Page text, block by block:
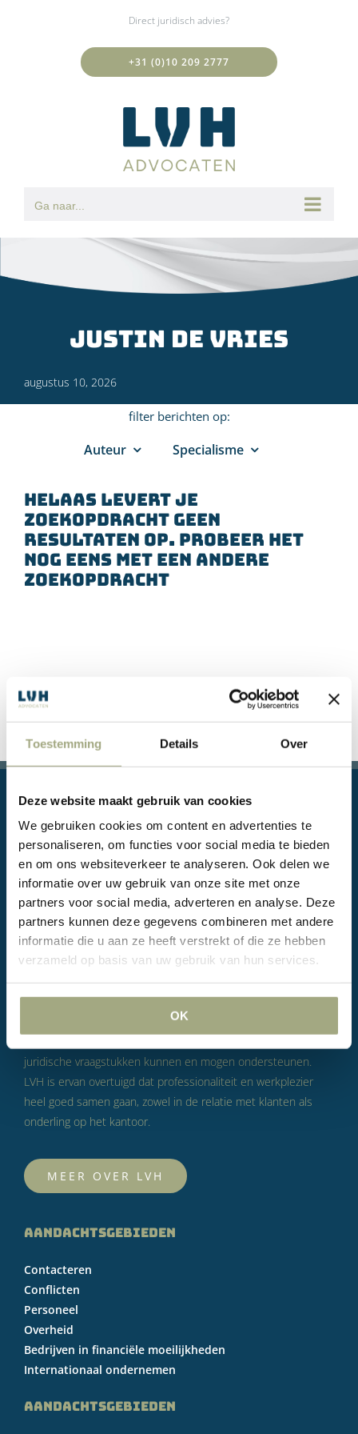
Toestemming Details Over
Deze website maakt gebruik van cookies
We gebruiken cookies om content en advertenties te
personaliseren, om functies voor social media te bieden
en om ons websiteverkeer te analyseren. Ook delen we
informatie over uw gebruik van onze site met onze
partners voor social media, adverteren en analyse. Deze
partners kunnen deze gegevens combineren met andere
informatie die u aan ze heeft verstrekt of die ze hebben
verzameld op basis van uw gebruik van hun services.
OK
Direct juridisch advies?
+31 (0)10 209 2777
Ga naar...
Justin de Vries
augustus 10, 2026
filter berichten op:
Auteur Specialisme
Helaas levert je
zoekopdracht geen
resultaten op. Probeer het
nog eens met een andere
zoekopdracht
Juridische vragen, of zelfs conflicten, zijn onderdeel van het
zaken doen. Volgens LVH is dat niet iets om voor te vrezen
maar wel om serieus te nemen. Doel van LVH is om u daarbij
op zo’n manier te helpen dat u zich met een gerust hart kunt
blijven concentreren op uw bedrijfsvoering. LVH is een
Rotterdams advocatenkantoor met kundige, betrokken en
doortastende advocaten die door hun manier van werken
langdurige relaties met hun klanten weten op te bouwen en,
juridische vraagstukken kunnen en mogen ondersteunen.
LVH is ervan overtuigd dat professionaliteit en werkplezier
heel goed samen gaan, zowel in de relatie met klanten als
onderling op het kantoor.
MEER OVER LVH
AANDACHTSGEBIEDEN
Contacteren
Conflicten
Personeel
Overheid
Bedrijven in financiële moeilijkheden
Internationaal ondernemen
AANDACHTSGEBIEDEN